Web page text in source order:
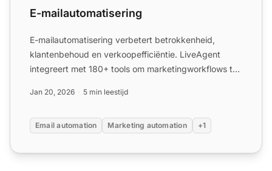
E-mailautomatisering
E-mailautomatisering verbetert betrokkenheid,
klantenbehoud en verkoopefficiëntie. LiveAgent
integreert met 180+ tools om marketingworkflows te
Jan 20, 2026 5 min leestijd
Email automation Marketing automation +1